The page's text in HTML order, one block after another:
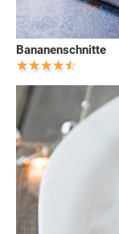
Bananenschnitte